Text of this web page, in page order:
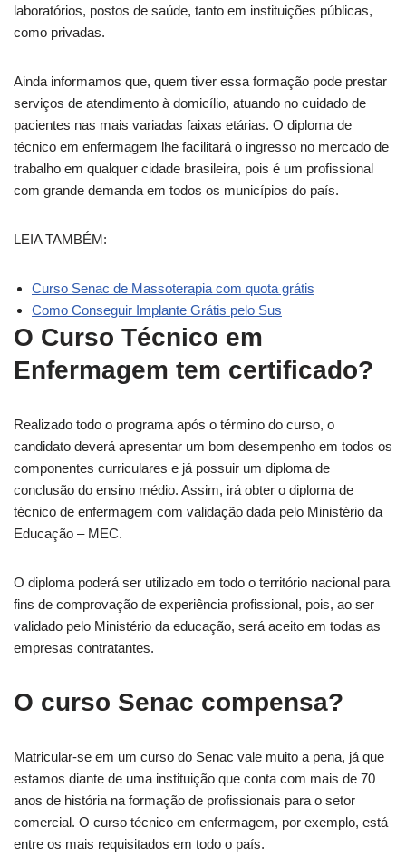
laboratórios, postos de saúde, tanto em instituições públicas,
como privadas.
Ainda informamos que, quem tiver essa formação pode prestar
serviços de atendimento à domicílio, atuando no cuidado de
pacientes nas mais variadas faixas etárias. O diploma de
técnico em enfermagem lhe facilitará o ingresso no mercado de
trabalho em qualquer cidade brasileira, pois é um profissional
com grande demanda em todos os municípios do país.
LEIA TAMBÉM:
Curso Senac de Massoterapia com quota grátis
Como Conseguir Implante Grátis pelo Sus
O Curso Técnico em
Enfermagem tem certificado?
Realizado todo o programa após o término do curso, o
candidato deverá apresentar um bom desempenho em todos os
componentes curriculares e já possuir um diploma de
conclusão do ensino médio. Assim, irá obter o diploma de
técnico de enfermagem com validação dada pelo Ministério da
Educação – MEC.
O diploma poderá ser utilizado em todo o território nacional para
fins de comprovação de experiência profissional, pois, ao ser
validado pelo Ministério da educação, será aceito em todas as
empresas contratantes.
O curso Senac compensa?
Matricular-se em um curso do Senac vale muito a pena, já que
estamos diante de uma instituição que conta com mais de 70
anos de história na formação de profissionais para o setor
comercial. O curso técnico em enfermagem, por exemplo, está
entre os mais requisitados em todo o país.